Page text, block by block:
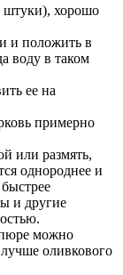
штуки), хорошо
и положить в
воду в таком
ее на
примерно
или размять,
однороднее и
и другие
можно
оливкового